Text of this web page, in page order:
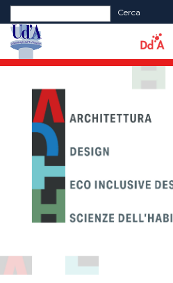
Form di ricerca
Cerca